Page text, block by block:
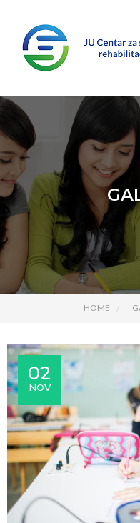
HOME
02
NOV